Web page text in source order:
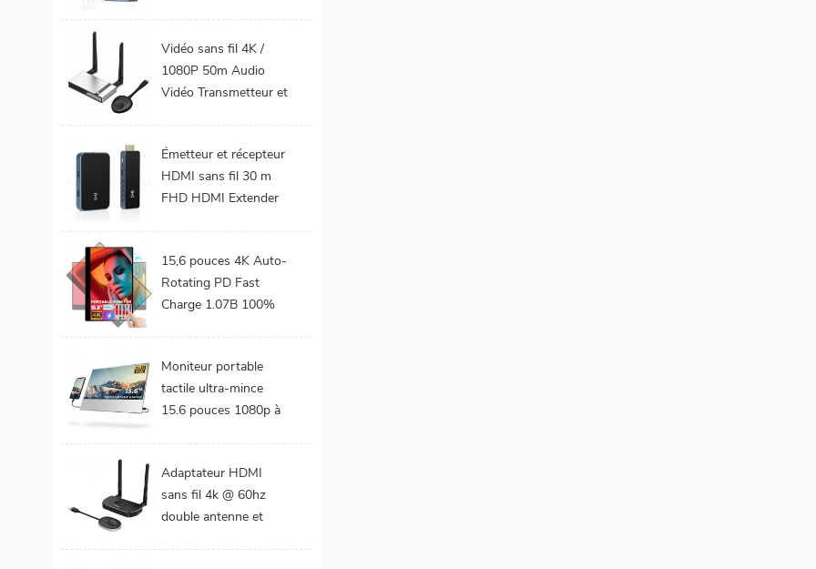
émetteur et récepteur
HDMI sans fil
Vidéo sans fil 4K /
1080P 50m Audio
Vidéo Transmetteur et
moniteur TV
Émetteur et récepteur
HDMI sans fil 30 m
FHD HDMI Extender
projecteur TV pour les
jeux 0 latence
15,6 pouces 4K Auto-
Rotating PD Fast
Charge 1.07B 100%
intégrée Moniteur
portable tactile pour
ordinateur portable
Moniteur portable
tactile ultra-mince
15.6 pouces 1080p à
Adaptateur HDMI
sans fil 4k @ 60hz
double antenne et